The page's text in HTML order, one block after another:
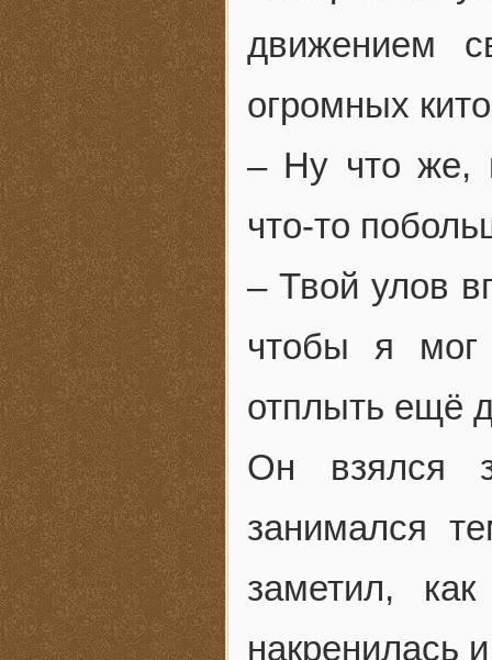
движением
огромных
– Ну что же,
что-то
– Твой улов
чтобы я мог
отплыть ещё
Он взялся
занимался
заметил,
накренилась